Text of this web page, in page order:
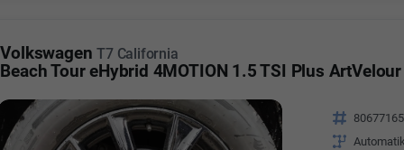
Volkswagen T7 California
Beach Tour eHybrid 4MOTION 1.5 TSI Plus ArtVelour
Fahrzeugnr.
Getriebe Automatik